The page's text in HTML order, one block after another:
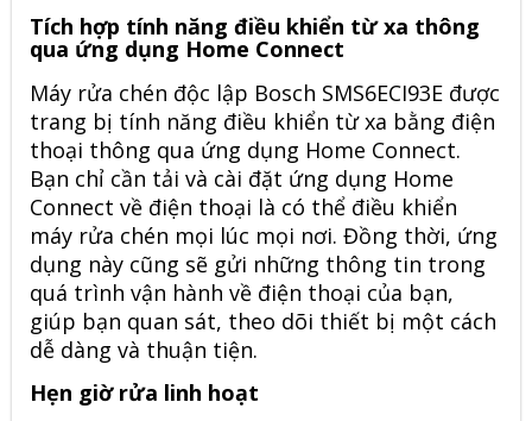
Tích hợp tính năng điều khiển từ xa thông
qua ứng dụng Home Connect
Máy rửa chén độc lập Bosch SMS6ECI93E được
trang bị tính năng điều khiển từ xa bằng điện
thoại thông qua ứng dụng Home Connect.
Bạn chỉ cần tải và cài đặt ứng dụng Home
Connect về điện thoại là có thể điều khiển
máy rửa chén mọi lúc mọi nơi. Đồng thời, ứng
dụng này cũng sẽ gửi những thông tin trong
quá trình vận hành về điện thoại của bạn,
giúp bạn quan sát, theo dõi thiết bị một cách
dễ dàng và thuận tiện.
Hẹn giờ rửa linh hoạt